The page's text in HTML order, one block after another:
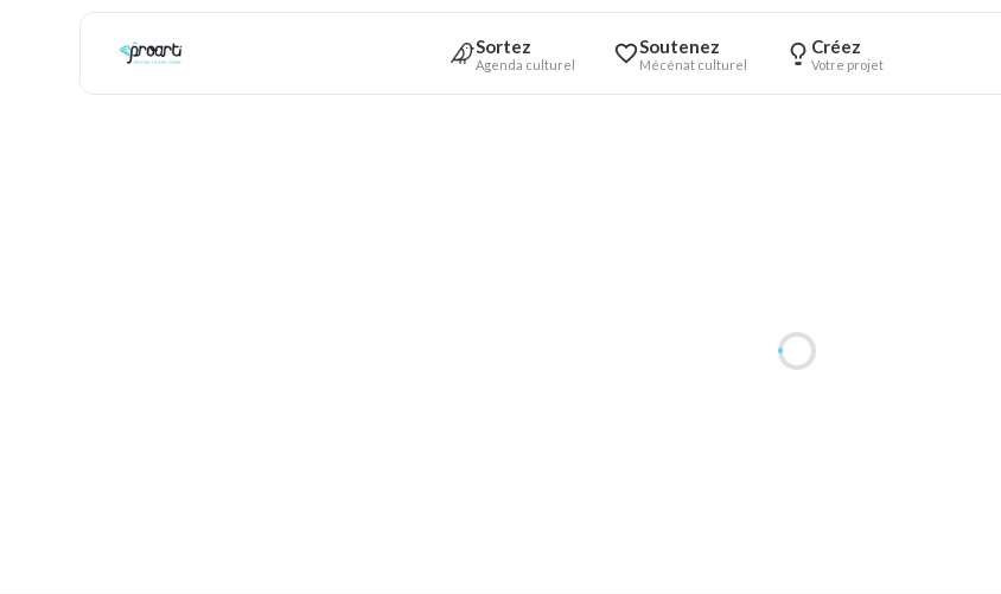
Sortez
Agenda culturel
Soutenez
Mécénat culturel
Créez
Votre projet